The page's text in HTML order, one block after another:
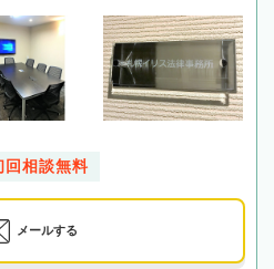
回相談無料
メールする